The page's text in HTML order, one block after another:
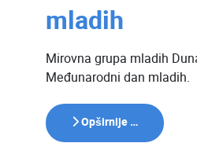
mladih
Mirovna grupa mladih
Međunarodni dan mladih.
Opširnije …